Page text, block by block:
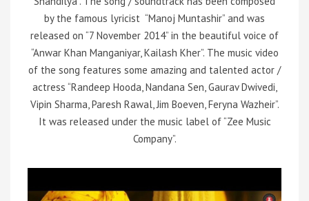
by the famous lyricist “Manoj Muntashir” and was
released on “7 November 2014” in the beautiful voice of
“Anwar Khan Manganiyar, Kailash Kher”. The music video
of the song features some amazing and talented actor /
actress “Randeep Hooda, Nandana Sen, Gaurav Dwivedi,
Vipin Sharma, Paresh Rawal, Jim Boeven, Feryna Wazheir”.
It was released under the music label of “Zee Music
Company”.